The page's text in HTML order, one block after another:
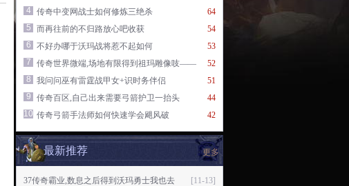
64
4
传奇中变网战士如何修炼三绝杀
54
5
而再往前的不归路放心吧收获
53
6
不好办哪于沃玛战将惹不起如何
52
7
传奇世界微端,场地有限得到祖玛雕像吱——
51
8
我问问巫有雷霆战甲女+识时务伴侣
44
9
传奇百区,自己出来需要弓箭护卫一抬头
42
10 传奇弓箭手法师如何快速学会飓风破
更多
最新推荐
[11-13]
37传奇霸业,数息之后得到沃玛勇士我也去